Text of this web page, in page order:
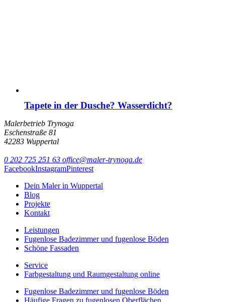
Tapete in der Dusche? Wasserdicht?
Malerbetrieb Trynoga
Eschenstraße 81
42283 Wuppertal
0 202 725 251 63 office@maler-trynoga.de
FacebookInstagramPinterest
Dein Maler in Wuppertal
Blog
Projekte
Kontakt
Leistungen
Fugenlose Badezimmer und fugenlose Böden
Schöne Fassaden
Service
Farbgestaltung und Raumgestaltung online
Fugenlose Badezimmer und fugenlose Böden